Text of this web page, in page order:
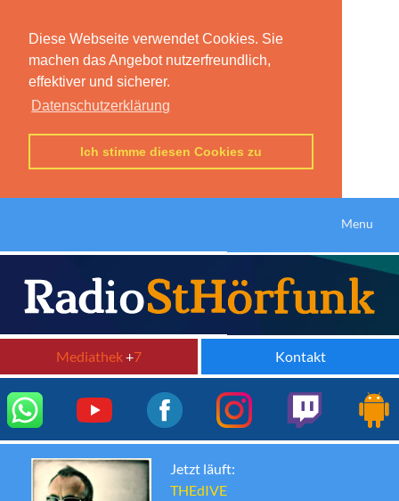
Diese Webseite verwendet Cookies. Sie
machen das Angebot nutzerfreundlich,
effektiver und sicherer.
Datenschutzerklärung
Ich stimme diesen Cookies zu
Menu
Mediathek+7 Kontakt
Jetzt läuft:
THEdIVE